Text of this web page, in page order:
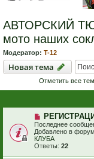
АВТОРСКИЙ
мото наших
Модератор: T-12
Новая тема
Новаятема
Отметить все
Последнее
Добавлено в
КЛУБА
Ответы: 22